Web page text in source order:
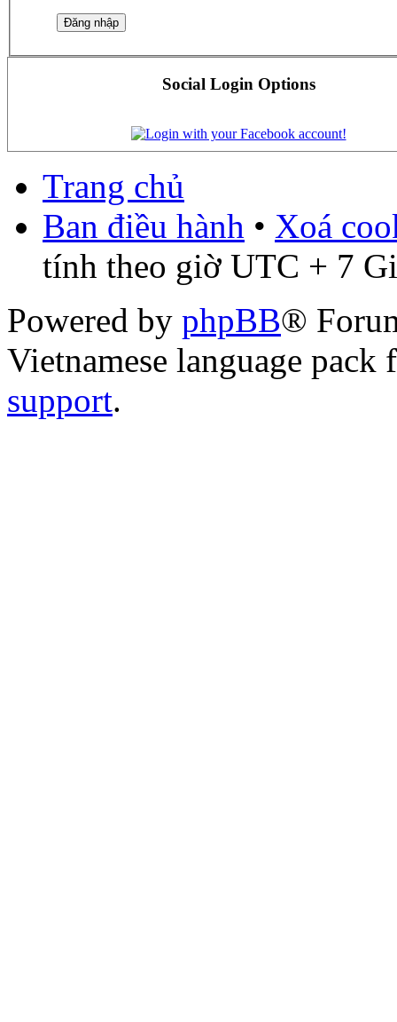
Social Login Options
Trang chủ
Ban điều hành • Xoá
tính theo giờ UTC + 7
Powered by phpBB®
Vietnamese language
support.